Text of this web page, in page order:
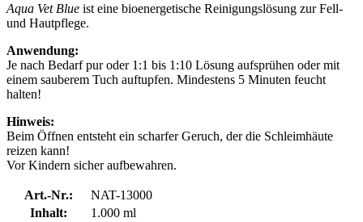
Aqua Vet Blue ist eine bioenergetische Reinigungslösung zur Fell-
und Hautpflege.
Anwendung:
Je nach Bedarf pur oder 1:1 bis 1:10 Lösung aufsprühen oder mit
einem sauberem Tuch auftupfen. Mindestens 5 Minuten feucht
halten!
Hinweis:
Beim Öffnen entsteht ein scharfer Geruch, der die Schleimhäute
reizen kann!
Vor Kindern sicher aufbewahren.
Art.-Nr.:
NAT-13000
Inhalt:
1.000 ml